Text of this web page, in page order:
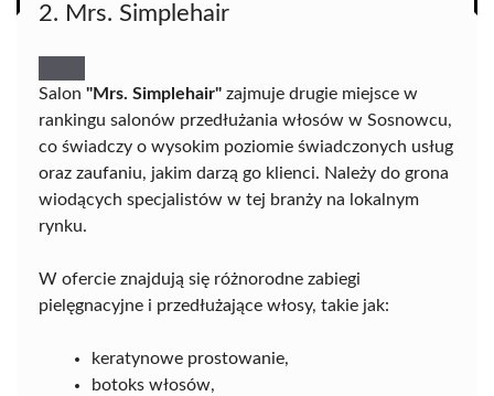
2. Mrs. Simplehair
Salon "Mrs. Simplehair" zajmuje drugie miejsce w
rankingu salonów przedłużania włosów w Sosnowcu,
co świadczy o wysokim poziomie świadczonych usług
oraz zaufaniu, jakim darzą go klienci. Należy do grona
wiodących specjalistów w tej branży na lokalnym
rynku.
W ofercie znajdują się różnorodne zabiegi
pielęgnacyjne i przedłużające włosy, takie jak:
keratynowe prostowanie,
botoks włosów,